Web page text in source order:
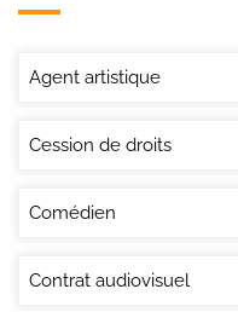
Agent artistique
Cession de droits
Comédien
Contrat audiovisuel